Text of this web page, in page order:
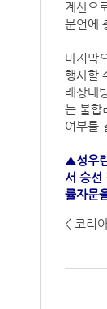
계산으
문언에
마지막
행사할
래상대
는 불합
여부를
▲성우
서 승선
률자문
< 코리